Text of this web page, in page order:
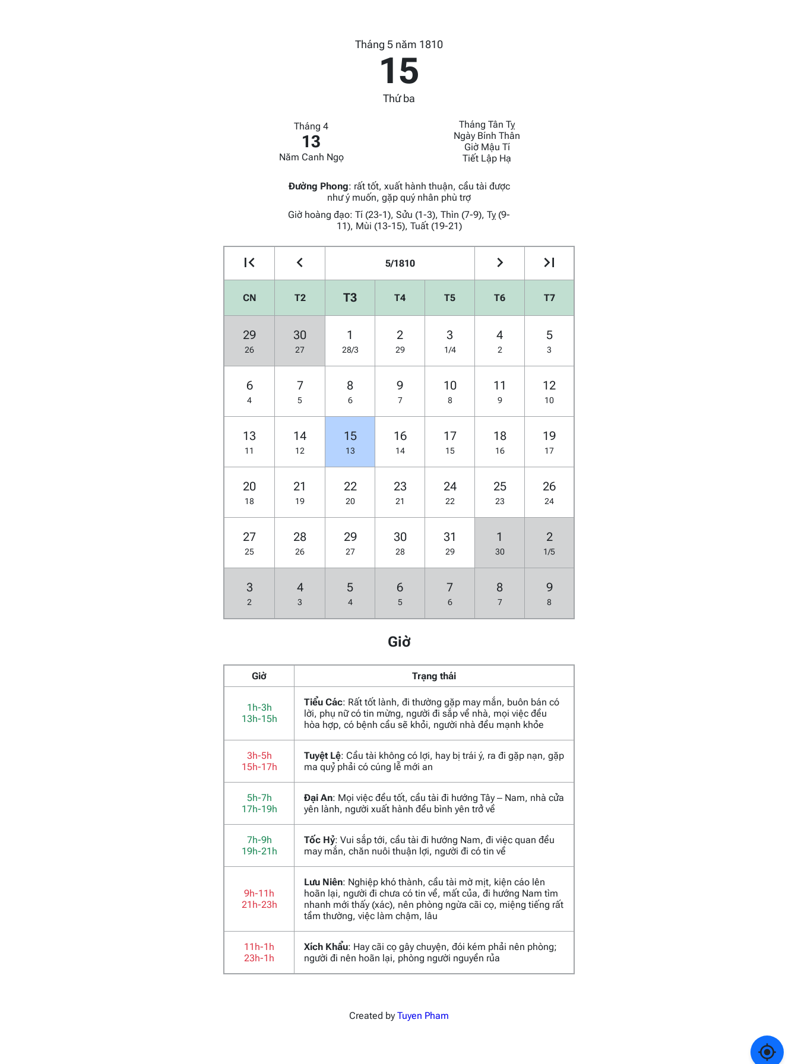
Tháng 5 năm 1810
15
Thứ ba
Tháng 4
13
Năm Canh Ngọ
Tháng Tân Tỵ
Ngày Bính Thân
Giờ Mậu Tí
Tiết Lập Hạ
Đường Phong: rất tốt, xuất hành thuận, cầu tài được
như ý muốn, gặp quý nhân phù trợ
Giờ hoàng đạo: Tí (23-1), Sửu (1-3), Thìn (7-9), Tỵ (9-
11), Mùi (13-15), Tuất (19-21)
5/1810
CN T2 T3 T4 T5 T6 T7
29
26
30
27
1
28/3
2
29
3
1/4
4
2
5
3
6
4
7
5
8
6
9
7
10
8
11
9
12
10
13
11
14
12
15
13
16
14
17
15
18
16
19
17
20
18
21
19
22
20
23
21
24
22
25
23
26
24
27
25
28
26
29
27
30
28
31
29
1
30
2
1/5
3
2
4
3
5
4
6
5
7
6
8
7
9
8
Giờ
Giờ Trạng thái
1h-3h
13h-15h
Tiểu Các: Rất tốt lành, đi thường gặp may mắn, buôn bán có
lời, phụ nữ có tin mừng, người đi sắp về nhà, mọi việc đều
hòa hợp, có bệnh cầu sẽ khỏi, người nhà đều mạnh khỏe
3h-5h
15h-17h
Tuyệt Lệ: Cầu tài không có lợi, hay bị trái ý, ra đi gặp nạn, gặp
ma quỷ phải có cúng lễ mới an
5h-7h
17h-19h
Đại An: Mọi việc đều tốt, cầu tài đi hướng Tây – Nam, nhà cửa
yên lành, người xuất hành đều bình yên trở về
7h-9h
19h-21h
Tốc Hỷ: Vui sắp tới, cầu tài đi hướng Nam, đi việc quan đều
may mắn, chăn nuôi thuận lợi, người đi có tin về
9h-11h
21h-23h
Lưu Niên: Nghiệp khó thành, cầu tài mờ mịt, kiện cáo lên
hoãn lại, người đi chưa có tin về, mất của, đi hướng Nam tìm
nhanh mới thấy (xác), nên phòng ngừa cãi cọ, miệng tiếng rất
tầm thường, việc làm chậm, lâu
11h-1h
23h-1h
Xích Khẩu: Hay cãi cọ gây chuyện, đói kém phải nên phòng;
người đi nên hoãn lại, phòng người nguyền rủa
Created byTuyen Pham